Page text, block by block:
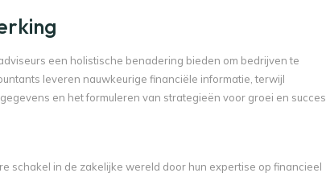
een holistische benadering bieden om bedrijven te
leveren nauwkeurige financiële informatie, terwijl
en het formuleren van strategieën voor groei en succes.
schakel in de zakelijke wereld door hun expertise op financieel